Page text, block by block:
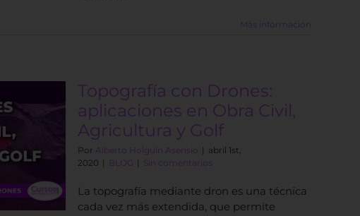
Más información
Topografía con Drones:
aplicaciones en Obra Civil,
Agricultura y Golf
Por Alberto Holguín Asensio | abril 1st,
2020 | BLOG | Sin comentarios
La topografía mediante dron es una técnica
cada vez más extendida, que permite